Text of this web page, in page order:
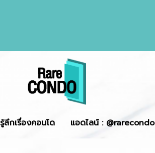
รู้ลึกเรื่องคอนโด แอดไลน์ : @rarecondo